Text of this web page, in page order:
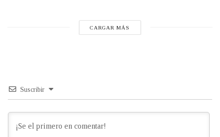
CARGAR MÁS
Suscribir